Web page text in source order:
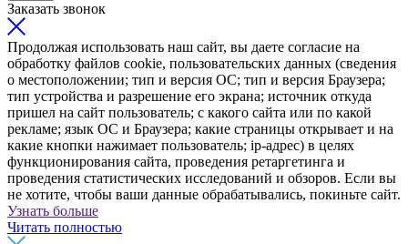
Заказать звонок
Продолжая использовать наш сайт, вы даете согласие на
обработку файлов cookie, пользовательских данных (сведения
о местоположении; тип и версия ОС; тип и версия Браузера;
тип устройства и разрешение его экрана; источник откуда
пришел на сайт пользователь; с какого сайта или по какой
рекламе; язык ОС и Браузера; какие страницы открывает и на
какие кнопки нажимает пользователь; ip-адрес) в целях
функционирования сайта, проведения ретаргетинга и
проведения статистических исследований и обзоров. Если вы
не хотите, чтобы ваши данные обрабатывались, покиньте сайт.
Узнать больше
Читать полностью